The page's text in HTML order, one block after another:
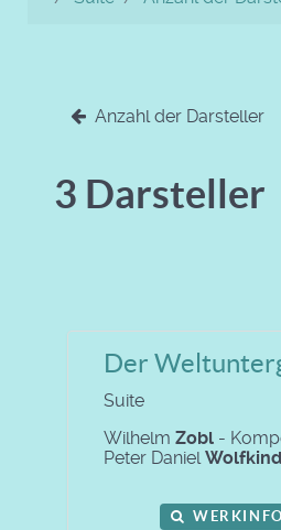
Anzahl der Darsteller
3 Darsteller
Der
Suite
Wilhelm Zobl -
Peter DanielWolfkind